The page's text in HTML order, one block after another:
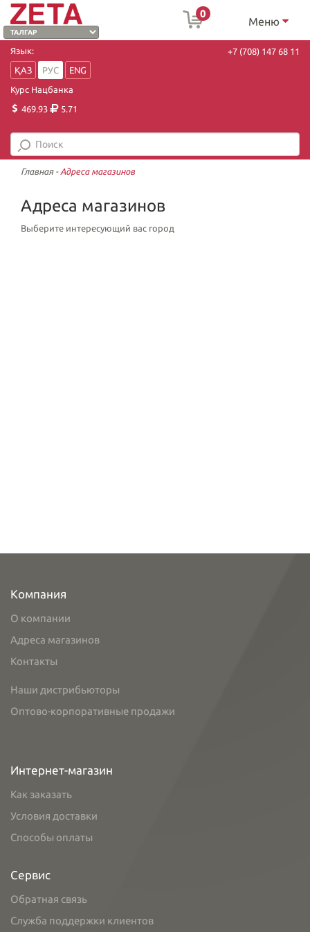
0
Меню
Язык:
ҚАЗ
РУС
ENG
Курс Нацбанка
469.93
5.71
+7 (708) 147 68 11
Главная- Адреса магазинов
Адреса магазинов
Выберите интересующий вас город
Компания
О компании
Адреса магазинов
Контакты
Наши дистрибьюторы
Оптово-корпоративные продажи
Интернет-магазин
Как заказать
Условия доставки
Способы оплаты
Сервис
Обратная связь
Служба поддержки клиентов